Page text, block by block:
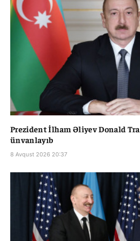
Prezident İlham Əliyev Donald
ünvanlayıb
8 Avqust 2026 20:37